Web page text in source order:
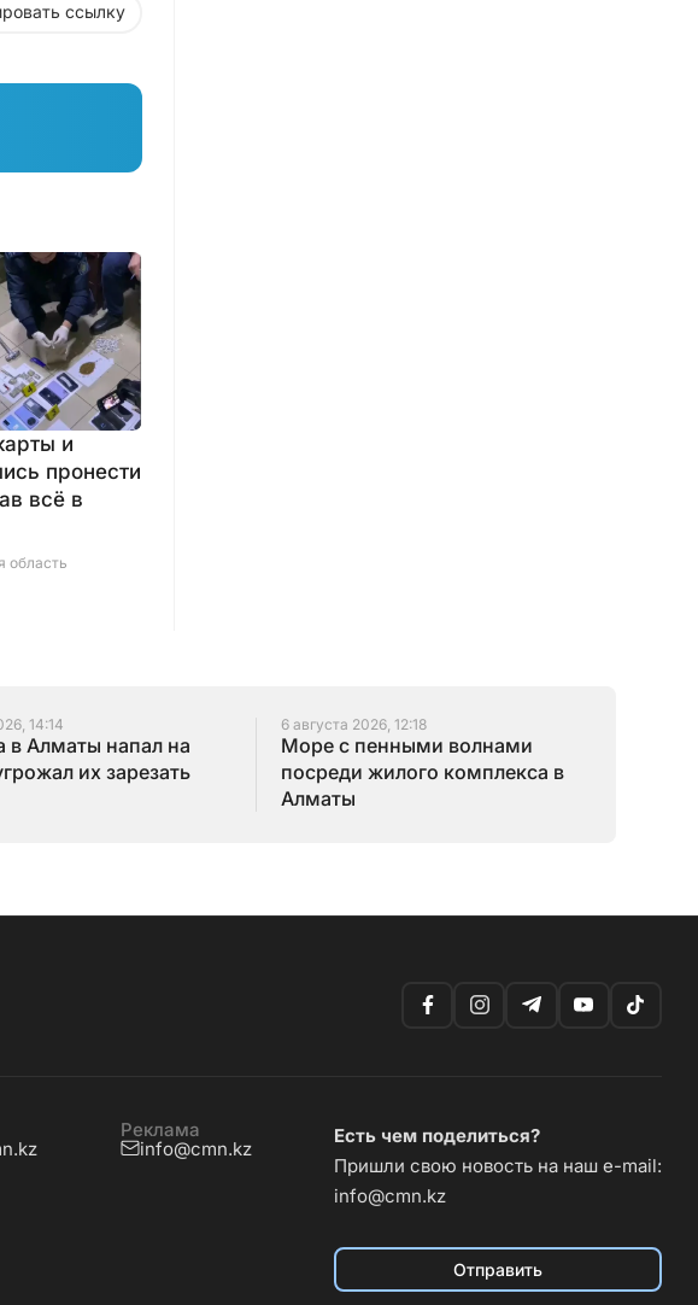
ссылку
и
пронести
всё в
область
14:14
Алматы напал на
их зарезать
6 августа 2026, 12:18
Море с пенными волнами
посреди жилого комплекса в
Алматы
Реклама
info@cmn.kz
Есть чем поделиться?
Пришли свою новость на наш e-mail:
info@cmn.kz
Отправить